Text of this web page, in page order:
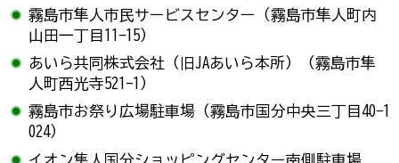
霧島市隼人市民サービスセンター（霧島市隼人町内
山田一丁目11-15）
あいら共同株式会社（旧JAあいら本所）（霧島市隼
人町西光寺521-1）
霧島市お祭り広場駐車場（霧島市国分中央三丁目40−1
024）
イオン隼人国分ショッピングセンター南側駐車場